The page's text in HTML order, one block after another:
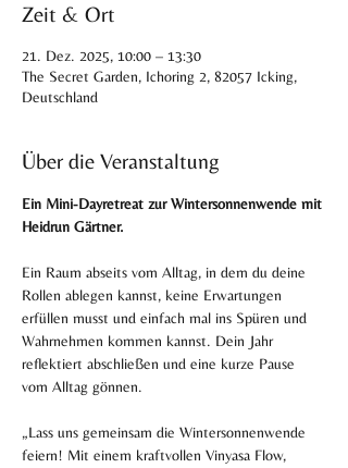
Zeit & Ort
21. Dez. 2025, 10:00 – 13:30
The Secret Garden, Ichoring 2, 82057 Icking,
Deutschland
Über die Veranstaltung
Ein Mini-Dayretreat zur Wintersonnenwende mit
Heidrun Gärtner.
Ein Raum abseits vom Alltag, in dem du deine
Rollen ablegen kannst, keine Erwartungen
erfüllen musst und einfach mal ins Spüren und
Wahrnehmen kommen kannst. Dein Jahr
reflektiert abschließen und eine kurze Pause
vom Alltag gönnen.
„Lass uns gemeinsam die Wintersonnenwende
feiern! Mit einem kraftvollen Vinyasa Flow,